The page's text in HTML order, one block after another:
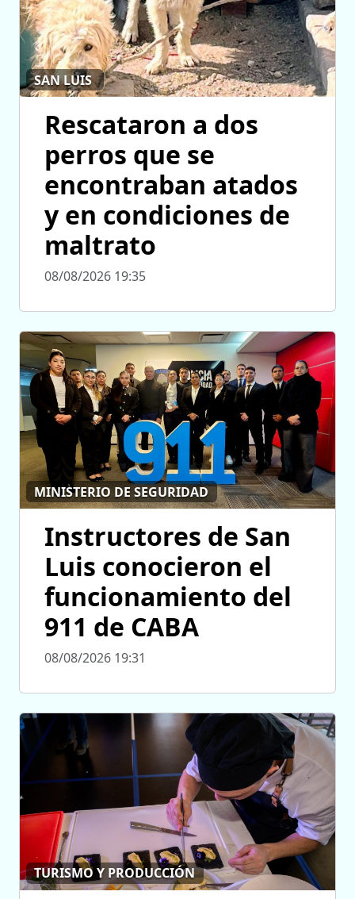
SAN LUIS
Rescataron a dos
perros que se
encontraban atados
y en condiciones de
maltrato
08/08/2026 19:35
MINISTERIO DE SEGURIDAD
Instructores de San
Luis conocieron el
funcionamiento del
911 de CABA
08/08/2026 19:31
TURISMO Y PRODUCCIÓN